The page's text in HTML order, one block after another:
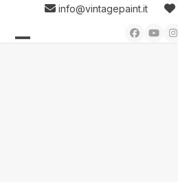
content
info@vintagepaint.it
Facebook